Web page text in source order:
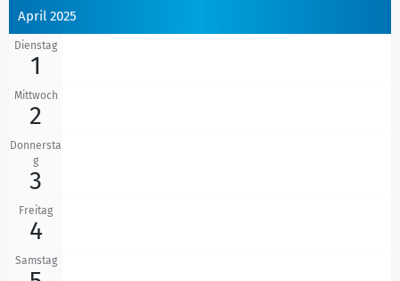
April 2025
Dienstag
1
Mittwoch
2
Donnersta
g
3
Freitag
4
Samstag